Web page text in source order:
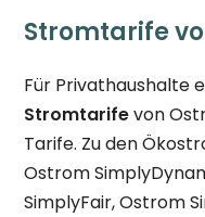
Stromtarife
Für Privathaushalte
Stromtarifevon
Tarife. Zu den
Ostrom
SimplyFair, Ostrom